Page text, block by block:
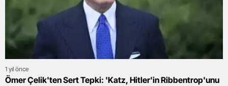
1 yıl önce
Ömer Çelik'ten Sert Tepki: 'Katz, Hitler'in Ribbentrop'unu